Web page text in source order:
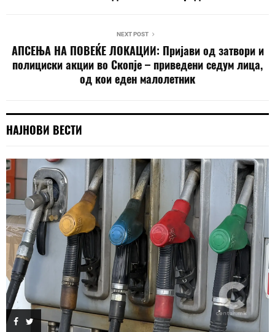
NEXT POST
АПСЕЊА НА ПОВЕЌЕ ЛОКАЦИИ: Пријави од затвори и
полициски акции во Скопје – приведени седум лица,
од кои еден малолетник
НАЈНОВИ ВЕСТИ